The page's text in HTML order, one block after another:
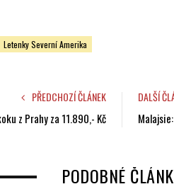
Letenky Severní Amerika
PŘEDCHOZÍ ČLÁNEK
z Prahy za 11.890,- Kč
DALŠÍ
PODOBNÉ